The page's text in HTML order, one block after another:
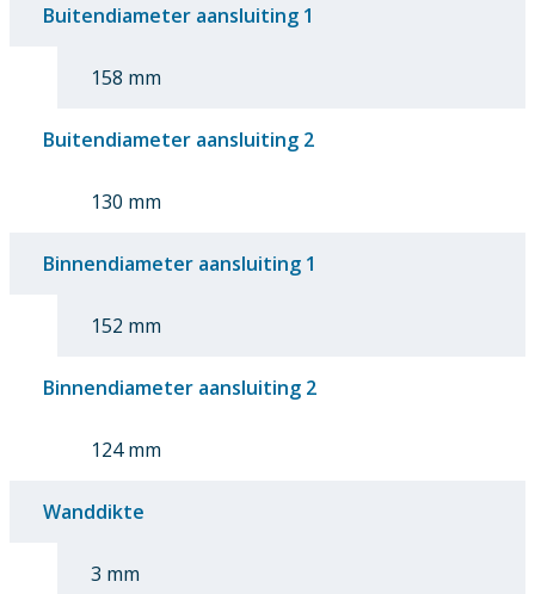
Buitendiameter aansluiting 1
158 mm
Buitendiameter aansluiting 2
130 mm
Binnendiameter aansluiting 1
152 mm
Binnendiameter aansluiting 2
124 mm
Wanddikte
3 mm